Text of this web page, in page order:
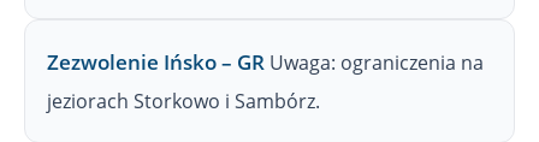
Zezwolenie Ińsko – GR Uwaga: ograniczenia na
jeziorach Storkowo i Sambórz.